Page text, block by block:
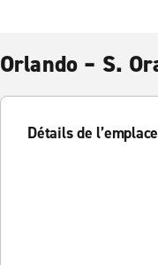
Orlando – S.
Détails de